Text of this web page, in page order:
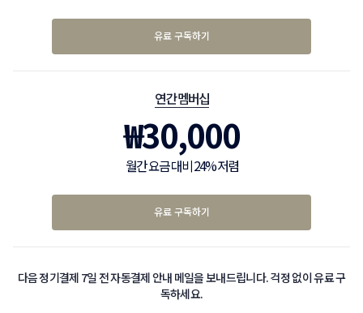
유료 구독하기
연간 멤버십
₩30,000
월간 요금 대비 24% 저렴
유료 구독하기
다음 정기결제 7일 전 자동결제 안내 메일을 보내드립니다. 걱정 없이 유료 구
독하세요.